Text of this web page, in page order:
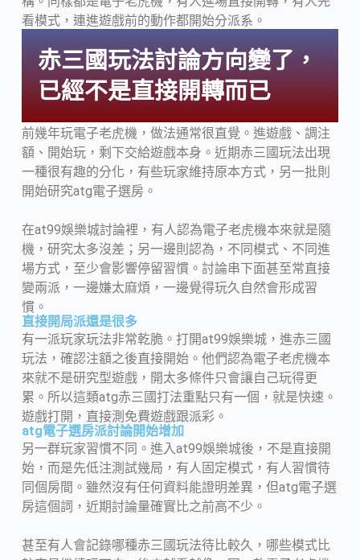
看模式，連進遊戲前的動作都開始分派系。
赤三國玩法討論方向變了，
已經不是直接開轉而已
前幾年玩電子老虎機，做法通常很直覺。進遊戲、調注
額、開始玩，剩下交給遊戲本身。近期赤三國玩法出現
一種很有趣的分化，有些玩家維持原本方式，另一批則
開始研究atg電子選房。
在at99娛樂城討論裡，有人認為電子老虎機本來就是隨
機，研究太多沒差；另一邊則認為，不同模式、不同進
場方式，至少會影響停留習慣。討論串下面甚至常直接
變兩派，一邊嫌太麻煩，一邊覺得玩久自然會形成習
慣。
直接開局派還是很多
有一派玩家玩法非常乾脆。打開at99娛樂城，進赤三國
玩法，確認注額之後直接開始。他們認為電子老虎機本
來就不是研究型遊戲，開太多條件只會讓自己玩得更
累。所以這類atg赤三國打法重點只有一個，就是快速。
遊戲打開，直接測免費遊戲跟派彩。
atg電子選房派討論開始增加
另一群玩家習慣不同。進入at99娛樂城後，不是直接開
始，而是先低注測試幾局，有人固定模式，有人習慣待
同個房間。雖然沒有任何資料能證明差異，但atg電子選
房這個詞，近期討論量確實比之前高不少。
甚至有人會記錄哪種赤三國玩法待比較久，哪些模式比